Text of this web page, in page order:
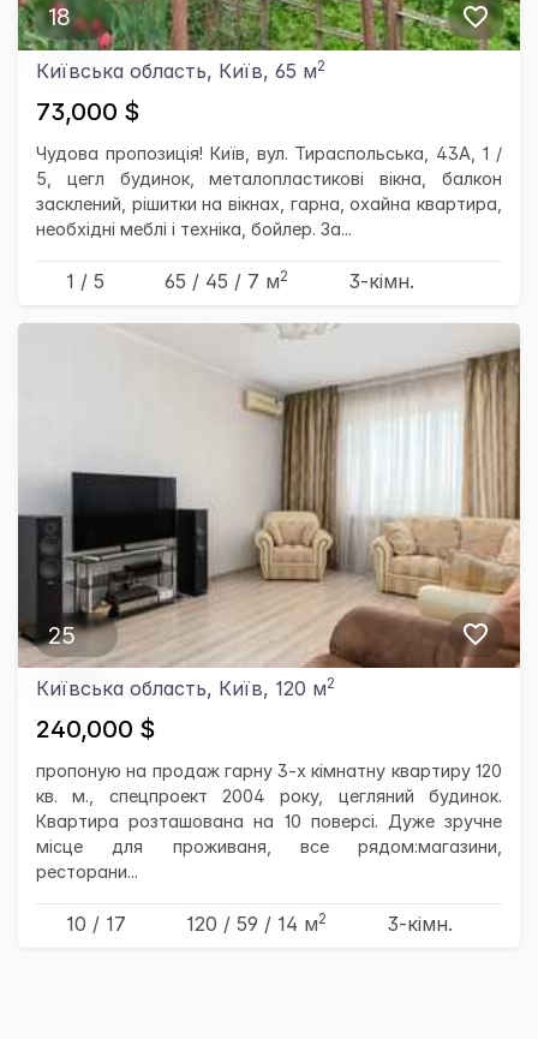
18
Київська область, Київ, 65 м2
73,000 $
Чудова пропозиція! Київ, вул. Тираспольська, 43А, 1 /
5, цегл будинок, металопластикові вікна, балкон
засклений, рішитки на вікнах, гарна, охайна квартира,
необхідні меблі і техніка, бойлер. За...
1 / 5 65 / 45 / 7 м2 3-кімн.
25
Київська область, Київ, 120 м2
240,000 $
пропоную на продаж гарну 3-х кімнатну квартиру 120
кв. м., спецпроект 2004 року, цегляний будинок.
Квартира розташована на 10 поверсі. Дуже зручне
місце для проживаня, все рядом:магазини,
ресторани...
10 / 17 120 / 59 / 14 м2 3-кімн.